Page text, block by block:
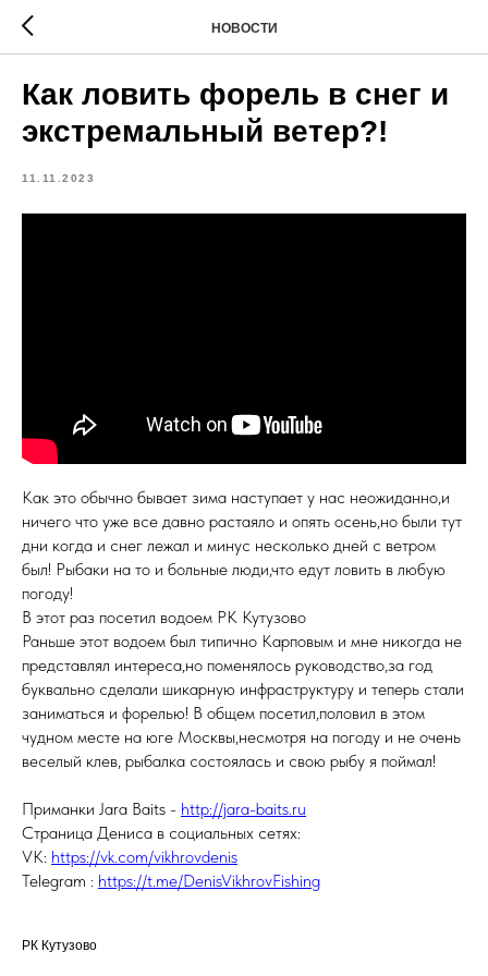
НОВОСТИ
Как ловить форель в снег и
экстремальный ветер?!
11.11.2023
Как это обычно бывает зима наступает у нас неожиданно,и
ничего что уже все давно растаяло и опять осень,но были тут
дни когда и снег лежал и минус несколько дней с ветром
был! Рыбаки на то и больные люди,что едут ловить в любую
погоду!
В этот раз посетил водоем РК Кутузово
Раньше этот водоем был типично Карповым и мне никогда не
представлял интереса,но поменялось руководство,за год
буквально сделали шикарную инфраструктуру и теперь стали
заниматься и форелью! В общем посетил,половил в этом
чудном месте на юге Москвы,несмотря на погоду и не очень
веселый клев, рыбалка состоялась и свою рыбу я поймал!
Приманки Jara Baits - http://jara-baits.ru
Cтраница Дениса в социальных сетях:
VK: https://vk.com/vikhrovdenis
Telegram : https://t.me/DenisVikhrovFishing
РК Кутузово